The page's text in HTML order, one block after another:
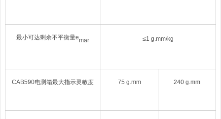
最小可达剩余不平衡量emar ≤1 g.mm/kg
CAB590电测箱最大指示灵敏度 75 g.mm 240 g.mm